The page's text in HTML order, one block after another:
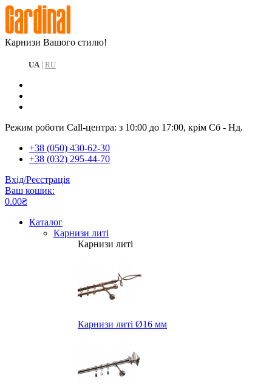
Карнизи Вашого стилю!
UA | RU
Режим роботи Call-центра: з 10:00 до 17:00, крім Сб - Нд.
+38 (050) 430-62-30
+38 (032) 295-44-70
Вхід/Реєстрація
Ваш кошик:
0.00₴
Каталог
Карнизи литі
Карнизи литі
Карнизи литі Ø16 мм